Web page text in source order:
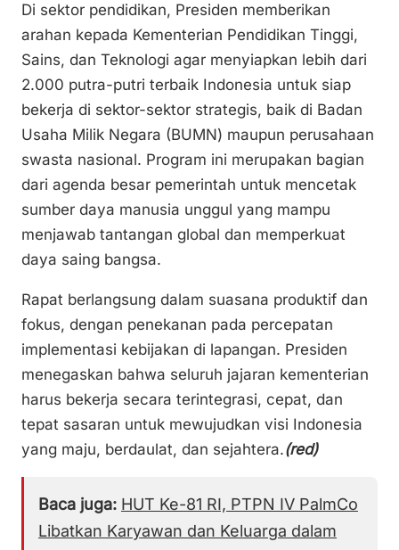
Di sektor pendidikan, Presiden memberikan
arahan kepada Kementerian Pendidikan Tinggi,
Sains, dan Teknologi agar menyiapkan lebih dari
2.000 putra-putri terbaik Indonesia untuk siap
bekerja di sektor-sektor strategis, baik di Badan
Usaha Milik Negara (BUMN) maupun perusahaan
swasta nasional. Program ini merupakan bagian
dari agenda besar pemerintah untuk mencetak
sumber daya manusia unggul yang mampu
menjawab tantangan global dan memperkuat
daya saing bangsa.
Rapat berlangsung dalam suasana produktif dan
fokus, dengan penekanan pada percepatan
implementasi kebijakan di lapangan. Presiden
menegaskan bahwa seluruh jajaran kementerian
harus bekerja secara terintegrasi, cepat, dan
tepat sasaran untuk mewujudkan visi Indonesia
yang maju, berdaulat, dan sejahtera.(red)
Baca juga: HUT Ke-81 RI, PTPN IV PalmCo
Libatkan Karyawan dan Keluarga dalam